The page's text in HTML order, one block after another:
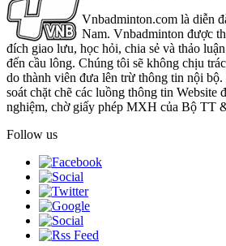
Vnbadminton.com là diễn
Nam. Vnbadminton được
đích giao lưu, học hỏi, chia sẻ và thảo
đến cầu lông. Chúng tôi sẽ không chịu
do thành viên đưa lên trừ thông tin nội
soát chặt chẽ các luồng thông tin Website
nghiệm, chờ giấy phép MXH của Bộ TT
Follow us